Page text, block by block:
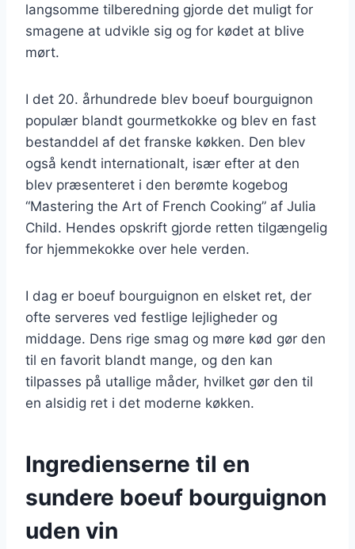
langsomme tilberedning gjorde det muligt for
smagene at udvikle sig og for kødet at blive
mørt.
I det 20. århundrede blev boeuf bourguignon
populær blandt gourmetkokke og blev en fast
bestanddel af det franske køkken. Den blev
også kendt internationalt, især efter at den
blev præsenteret i den berømte kogebog
“Mastering the Art of French Cooking” af Julia
Child. Hendes opskrift gjorde retten tilgængelig
for hjemmekokke over hele verden.
I dag er boeuf bourguignon en elsket ret, der
ofte serveres ved festlige lejligheder og
middage. Dens rige smag og møre kød gør den
til en favorit blandt mange, og den kan
tilpasses på utallige måder, hvilket gør den til
en alsidig ret i det moderne køkken.
Ingredienserne til en
sundere boeuf bourguignon
uden vin